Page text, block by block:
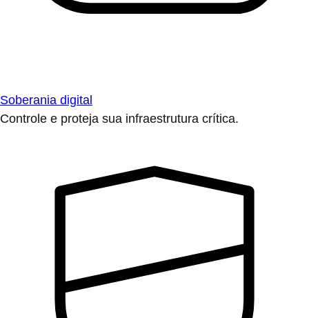
Soberania digital
Controle e proteja sua infraestrutura crítica.